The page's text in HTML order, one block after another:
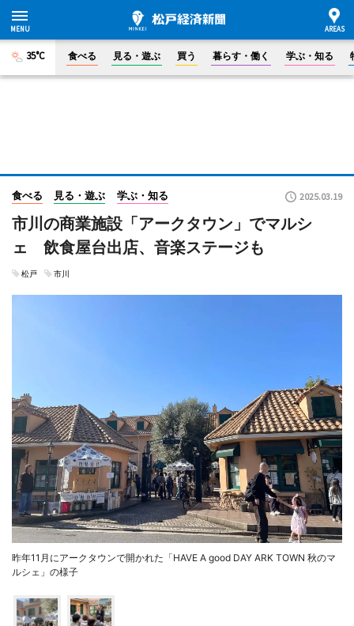
35°C 食べる 見る・遊ぶ 買う 暮らす・働く 学ぶ・知る
食べる 見る・遊ぶ 学ぶ・知る 2025.03.19
市川の商業施設「アークタウン」でマルシ
ェ 飲食屋台出店、音楽ステージも
松戸 市川
昨年11月にアークタウンで開かれた「HAVE A good DAY ARK TOWN 秋のマ
ルシェ」の様子